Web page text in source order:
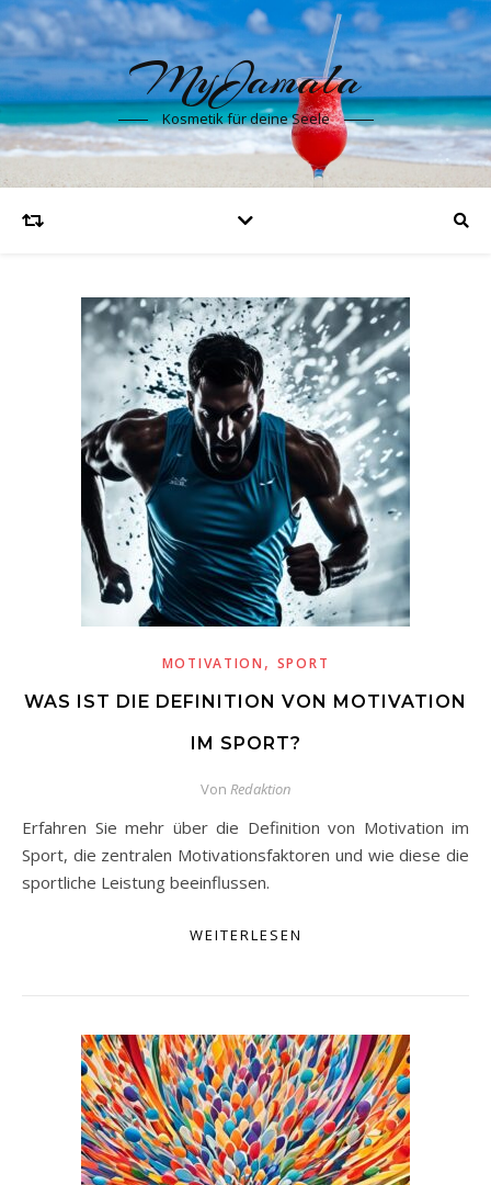
MyJamala
Kosmetik für deine Seele
MOTIVATION , SPORT
WAS IST DIE DEFINITION VON MOTIVATION
IM SPORT?
Von Redaktion
Erfahren Sie mehr über die Definition von Motivation im
Sport, die zentralen Motivationsfaktoren und wie diese die
sportliche Leistung beeinflussen.
WEITERLESEN